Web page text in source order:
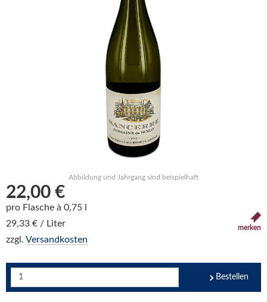
Abbildung und Jahrgang sind beispielhaft
22,00 €
pro Flasche à 0,75 l
29,33 € / Liter
zzgl. Versandkosten
merken
Bestellen